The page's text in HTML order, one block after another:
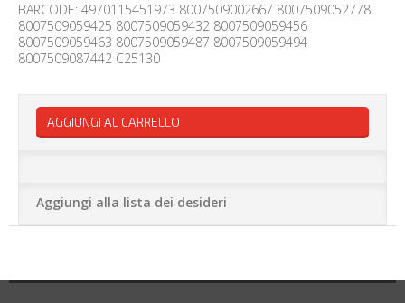
BARCODE: 4970115451973 8007509002667 8007509052778
8007509059425 8007509059432 8007509059456
8007509059463 8007509059487 8007509059494
8007509087442 C25130
AGGIUNGI AL CARRELLO
Aggiungi alla lista dei desideri